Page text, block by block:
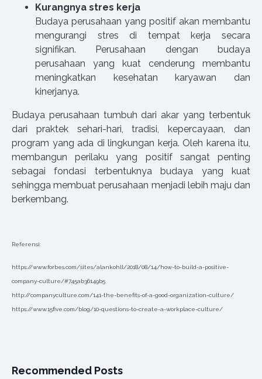
Kurangnya stres kerja
Budaya perusahaan yang positif akan membantu
mengurangi stres di tempat kerja secara
signifikan. Perusahaan dengan budaya
perusahaan yang kuat cenderung membantu
meningkatkan kesehatan karyawan dan
kinerjanya.
Budaya perusahaan tumbuh dari akar yang terbentuk
dari praktek sehari-hari, tradisi, kepercayaan, dan
program yang ada di lingkungan kerja. Oleh karena itu,
membangun perilaku yang positif sangat penting
sebagai fondasi terbentuknya budaya yang kuat
sehingga membuat perusahaan menjadi lebih maju dan
berkembang.
Referensi:
https://www.forbes.com/sites/alankohll/2018/08/14/how-to-build-a-positive-
company-culture/#745ab36149b5
http://companyculture.com/141-the-benefits-of-a-good-organization-culture/
https://www.15five.com/blog/10-questions-to-create-a-workplace-culture/
Recommended Posts